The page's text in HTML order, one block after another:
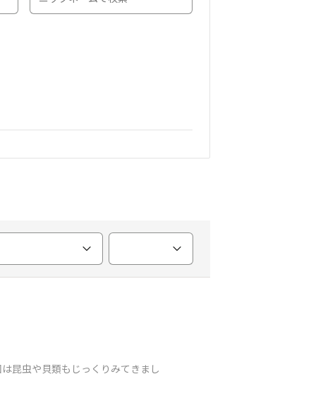
昆虫や貝類もじっくりみてきまし